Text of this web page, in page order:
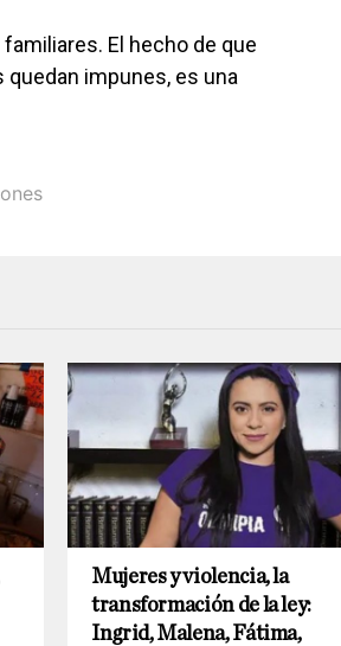
El hecho de que
impunes, es una
Mujeres y violencia, la
transformación de la ley:
Ingrid, Malena, Fátima,